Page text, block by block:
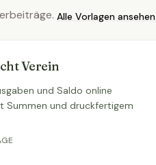
Alle Vorlagen ansehen
Verein
und Saldo online
Summen und druckfertigem